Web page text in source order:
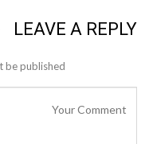
LEAVE A REPLY
be published.